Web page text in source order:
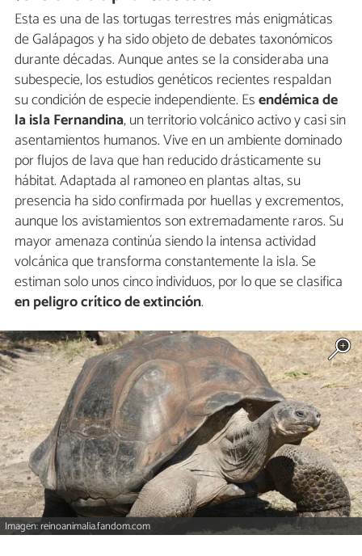
Esta es una de las tortugas terrestres más enigmáticas
de Galápagos y ha sido objeto de debates taxonómicos
durante décadas. Aunque antes se la consideraba una
subespecie, los estudios genéticos recientes respaldan
su condición de especie independiente. Esendémica de
la isla Fernandina, un territorio volcánico activo y casi sin
asentamientos humanos. Vive en un ambiente dominado
por flujos de lava que han reducido drásticamente su
hábitat. Adaptada al ramoneo en plantas altas, su
presencia ha sido confirmada por huellas y excrementos,
aunque los avistamientos son extremadamente raros. Su
mayor amenaza continúa siendo la intensa actividad
volcánica que transforma constantemente la isla. Se
estiman solo unos cinco individuos, por lo que se clasifica
en peligro crítico de extinción.
Imagen: reinoanimalia.fandom.com